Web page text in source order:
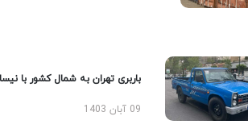
باربری تهران به شمال کشور با نیسان
09 آبان 1403